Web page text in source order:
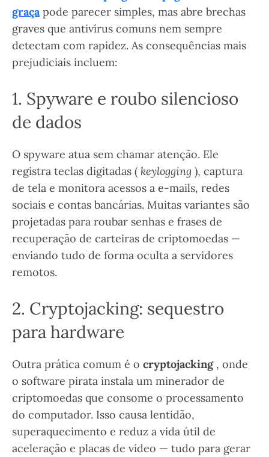
graçapode parecer simples, mas abre brechas
graves que antivírus comuns nem sempre
detectam com rapidez. As consequências mais
prejudiciais incluem:
1. Spyware e roubo silencioso
de dados
O spyware atua sem chamar atenção. Ele
registra teclas digitadas ( keylogging ), captura
de tela e monitora acessos a e-mails, redes
sociais e contas bancárias. Muitas variantes são
projetadas para roubar senhas e frases de
recuperação de carteiras de criptomoedas —
enviando tudo de forma oculta a servidores
remotos.
2. Cryptojacking: sequestro
para hardware
Outra prática comum é o cryptojacking, onde
o software pirata instala um minerador de
criptomoedas que consome o processamento
do computador. Isso causa lentidão,
superaquecimento e reduz a vida útil de
aceleração e placas de vídeo — tudo para gerar